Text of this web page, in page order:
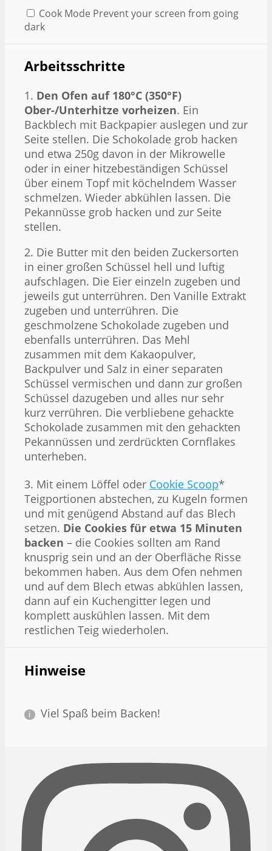
Cook Mode Prevent your screen from going
dark
Arbeitsschritte
1. Den Ofen auf 180°C (350°F)
Ober-/Unterhitze vorheizen. Ein
Backblech mit Backpapier auslegen und zur
Seite stellen. Die Schokolade grob hacken
und etwa 250g davon in der Mikrowelle
oder in einer hitzebeständigen Schüssel
über einem Topf mit köchelndem Wasser
schmelzen. Wieder abkühlen lassen. Die
Pekannüsse grob hacken und zur Seite
stellen.
2. Die Butter mit den beiden Zuckersorten
in einer großen Schüssel hell und luftig
aufschlagen. Die Eier einzeln zugeben und
jeweils gut unterrühren. Den Vanille Extrakt
zugeben und unterrühren. Die
geschmolzene Schokolade zugeben und
ebenfalls unterrühren. Das Mehl
zusammen mit dem Kakaopulver,
Backpulver und Salz in einer separaten
Schüssel vermischen und dann zur großen
Schüssel dazugeben und alles nur sehr
kurz verrühren. Die verbliebene gehackte
Schokolade zusammen mit den gehackten
Pekannüssen und zerdrückten Cornflakes
unterheben.
3. Mit einem Löffel oder Cookie Scoop*
Teigportionen abstechen, zu Kugeln formen
und mit genügend Abstand auf das Blech
setzen. Die Cookies für etwa 15 Minuten
backen – die Cookies sollten am Rand
knusprig sein und an der Oberfläche Risse
bekommen haben. Aus dem Ofen nehmen
und auf dem Blech etwas abkühlen lassen,
dann auf ein Kuchengitter legen und
komplett auskühlen lassen. Mit dem
restlichen Teig wiederholen.
Hinweise
Viel Spaß beim Backen!